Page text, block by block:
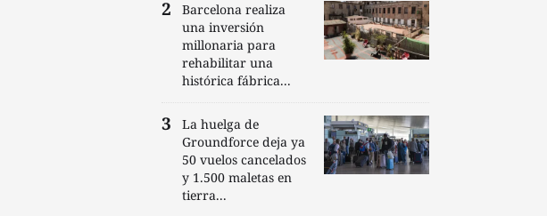
Barcelona realiza
una inversión
millonaria para
rehabilitar una
histórica fábrica...
La huelga de
Groundforce deja ya
50 vuelos cancelados
y 1.500 maletas en
tierra...